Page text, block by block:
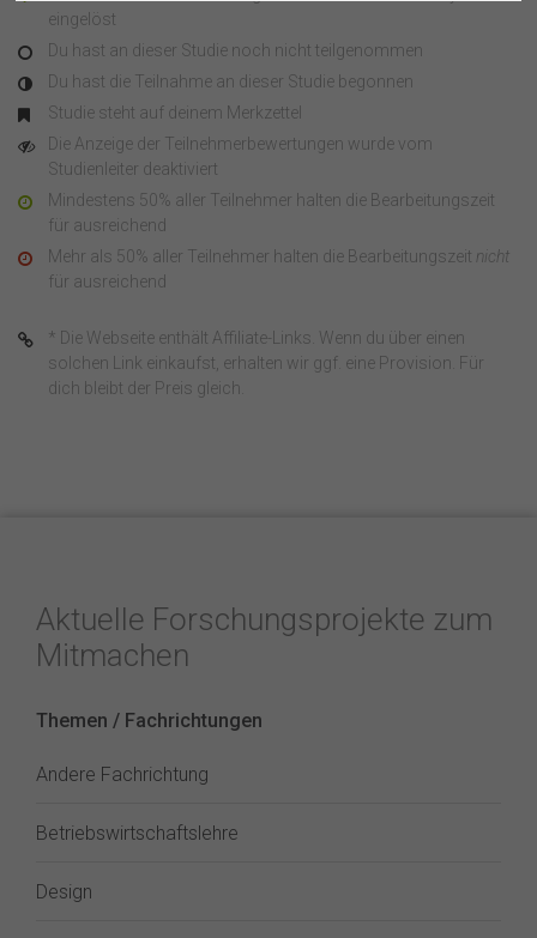
eingelöst
Du hast an dieser Studie noch nicht teilgenommen
Du hast die Teilnahme an dieser Studie begonnen
Studie steht auf deinem Merkzettel
Die Anzeige der Teilnehmerbewertungen wurde vom
Studienleiter deaktiviert
Mindestens 50% aller Teilnehmer halten die Bearbeitungszeit
für ausreichend
Mehr als 50% aller Teilnehmer halten die Bearbeitungszeit nicht
für ausreichend
* Die Webseite enthält Affiliate-Links. Wenn du über einen
solchen Link einkaufst, erhalten wir ggf. eine Provision. Für
dich bleibt der Preis gleich.
Aktuelle Forschungsprojekte zum
Mitmachen
Themen / Fachrichtungen
Andere Fachrichtung
Betriebswirtschaftslehre
Design